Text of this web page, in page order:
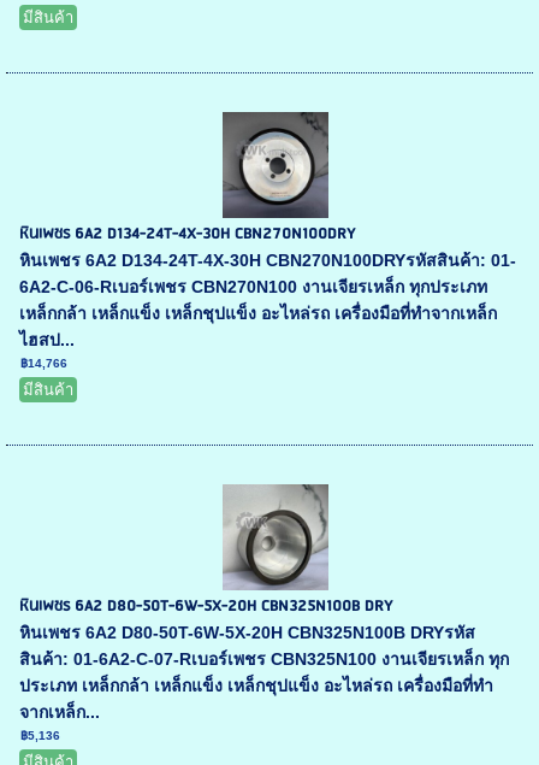
มีสินค้า
หินเพชร 6A2 D134-24T-4X-30H CBN270N100DRY
หินเพชร 6A2 D134-24T-4X-30H CBN270N100DRYรหัสสินค้า: 01-
6A2-C-06-Rเบอร์เพชร CBN270N100 งานเจียรเหล็ก ทุกประเภท
เหล็กกล้า เหล็กแข็ง เหล็กชุปแข็ง อะไหล่รถ เครื่องมือที่ทำจากเหล็ก
ไฮสป...
฿14,766
มีสินค้า
หินเพชร 6A2 D80-50T-6W-5X-20H CBN325N100B DRY
หินเพชร 6A2 D80-50T-6W-5X-20H CBN325N100B DRYรหัส
สินค้า: 01-6A2-C-07-Rเบอร์เพชร CBN325N100 งานเจียรเหล็ก ทุก
ประเภท เหล็กกล้า เหล็กแข็ง เหล็กชุปแข็ง อะไหล่รถ เครื่องมือที่ทำ
จากเหล็ก...
฿5,136